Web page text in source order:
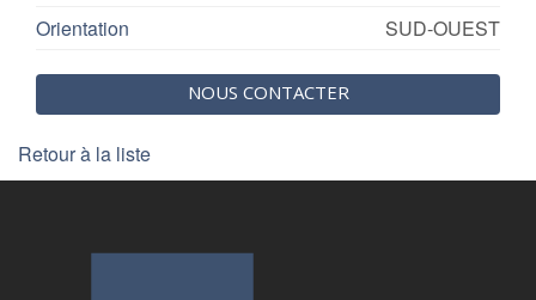
Orientation
SUD-OUEST
NOUS CONTACTER
Retour à la liste